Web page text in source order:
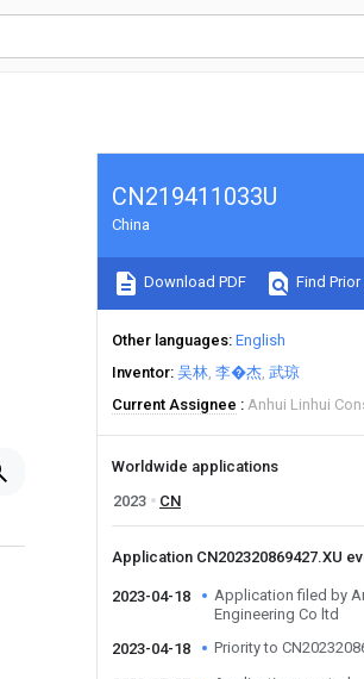
CN219411033U
China
Download PDF Find Prior
Other languages English
Inventor 吴林 李�杰 武琼
Current Assignee
Anhui Linhui
Worldwide applications
2023
CN
Application CN202320869427.XU
2023-04-18
Application filed by
Engineering Co ltd
2023-04-18
Priority to